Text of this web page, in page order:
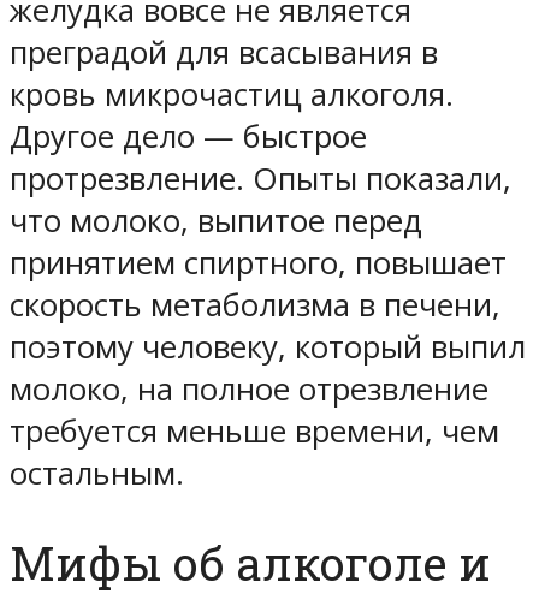
желудка вовсе не является
преградой для всасывания в
кровь микрочастиц алкоголя.
Другое дело — быстрое
протрезвление. Опыты показали,
что молоко, выпитое перед
принятием спиртного, повышает
скорость метаболизма в печени,
поэтому человеку, который выпил
молоко, на полное отрезвление
требуется меньше времени, чем
остальным.
Мифы об алкоголе и